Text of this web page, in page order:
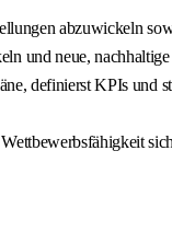
abzuwickeln
und neue,
definierst KPIs und